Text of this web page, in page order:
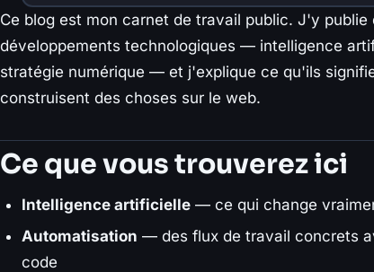
Ce blog est mon carnet de travail public. J'y publie
développements technologiques — intelligence
stratégie numérique — et j'explique ce qu'ils
construisent des choses sur le web.
Ce que vous trouverez ici
Intelligence artificielle — ce qui change
Automatisation — des flux de travail concrets
code